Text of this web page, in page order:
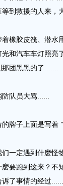
到救援的人来，
橡胶皮筏、潜水
和汽车车灯照亮
团黑黑的了.......
防队员大骂......
牌子上面是写着
一定遇到什麽怪
要跑到这来？不
了事情的经过......